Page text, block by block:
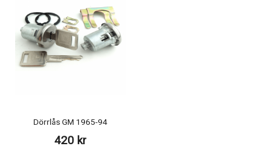
Dörrlås GM 1965-94
420 kr